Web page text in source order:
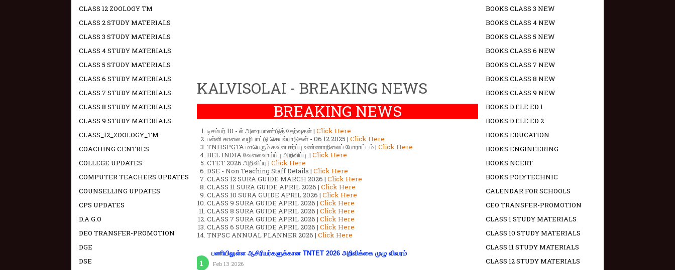
KALVISOLAI - BREAKING NEWS
BREAKING NEWS
டிசம்பர் 10 - ல் அரையாண்டுத் தேர்வுகள் | Click Here
பள்ளி காலை வழிபாட்டு செயல்பாடுகள் - 06.12.2025 | Click Here
TNHSPGTA மாபெரும் கவன ஈர்ப்பு உண்ணாநிலைப் போராட்டம் | Click Here
BEL INDIA வேலைவாய்ப்பு அறிவிப்பு. | Click Here
CTET 2026 அறிவிப்பு | Click Here
DSE - Non Teaching Staff Details | Click Here
CLASS 12 SURA GUIDE MARCH 2026 | Click Here
CLASS 11 SURA GUIDE APRIL 2026 | Click Here
CLASS 10 SURA GUIDE APRIL 2026 | Click Here
CLASS 9 SURA GUIDE APRIL 2026 | Click Here
CLASS 8 SURA GUIDE APRIL 2026 | Click Here
CLASS 7 SURA GUIDE APRIL 2026 | Click Here
CLASS 6 SURA GUIDE APRIL 2026 | Click Here
TNPSC ANNUAL PLANNER 2026 | Click Here
பணியிலுள்ள ஆசிரியர்களுக்கான TNTET 2026 அறிவிக்கை முழு விவரம்
Feb 13 2026
CLASS 12 ZOOLOGY TM
CLASS 2 STUDY MATERIALS
CLASS 3 STUDY MATERIALS
CLASS 4 STUDY MATERIALS
CLASS 5 STUDY MATERIALS
CLASS 6 STUDY MATERIALS
CLASS 7 STUDY MATERIALS
CLASS 8 STUDY MATERIALS
CLASS 9 STUDY MATERIALS
CLASS_12_ZOOLOGY_TM
COACHING CENTRES
COLLEGE UPDATES
COMPUTER TEACHERS UPDATES
COUNSELLING UPDATES
CPS UPDATES
D.A G.O
DEO TRANSFER-PROMOTION
DGE
DSE
BOOKS CLASS 3 NEW
BOOKS CLASS 4 NEW
BOOKS CLASS 5 NEW
BOOKS CLASS 6 NEW
BOOKS CLASS 7 NEW
BOOKS CLASS 8 NEW
BOOKS CLASS 9 NEW
BOOKS D.ELE.ED 1
BOOKS D.ELE.ED 2
BOOKS EDUCATION
BOOKS ENGINEERING
BOOKS NCERT
BOOKS POLYTECHNIC
CALENDAR FOR SCHOOLS
CEO TRANSFER-PROMOTION
CLASS 1 STUDY MATERIALS
CLASS 10 STUDY MATERIALS
CLASS 11 STUDY MATERIALS
CLASS 12 STUDY MATERIALS